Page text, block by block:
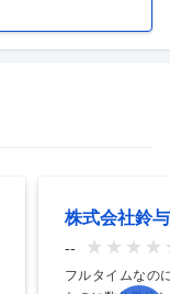
株式会社鈴
--
フルタイムなの